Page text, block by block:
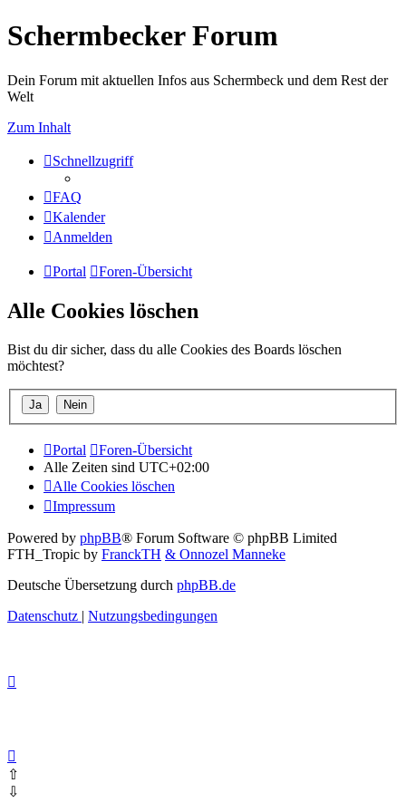
Schermbecker Forum
Dein Forum mit aktuellen Infos aus Schermbeck und dem Rest der
Welt
Zum Inhalt
Schnellzugriff
FAQ
Kalender
Anmelden
Portal Foren-Übersicht
Alle Cookies löschen
Bist du dir sicher, dass du alle Cookies des Boards löschen
möchtest?
Portal
Foren-Übersicht
Alle Zeiten sind UTC+02:00
Alle Cookies löschen
Impressum
Powered by phpBB® Forum Software © phpBB Limited
FTH_Tropic by FranckTH & Onnozel Manneke
Deutsche Übersetzung durch phpBB.de
Datenschutz | Nutzungsbedingungen
⇧
⇩